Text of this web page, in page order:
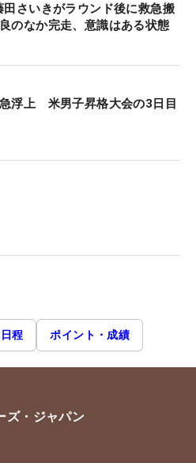
田さいきがラウンド後に救急搬
のなか完走、意識はある状態
浮上 米男子昇格大会の3日目
程 ポイント・成績
ズ・ジャパン